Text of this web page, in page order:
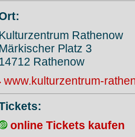
Rathenow
Platz 3
Rathenow
www.kulturzentrum-
online Tickets kaufen